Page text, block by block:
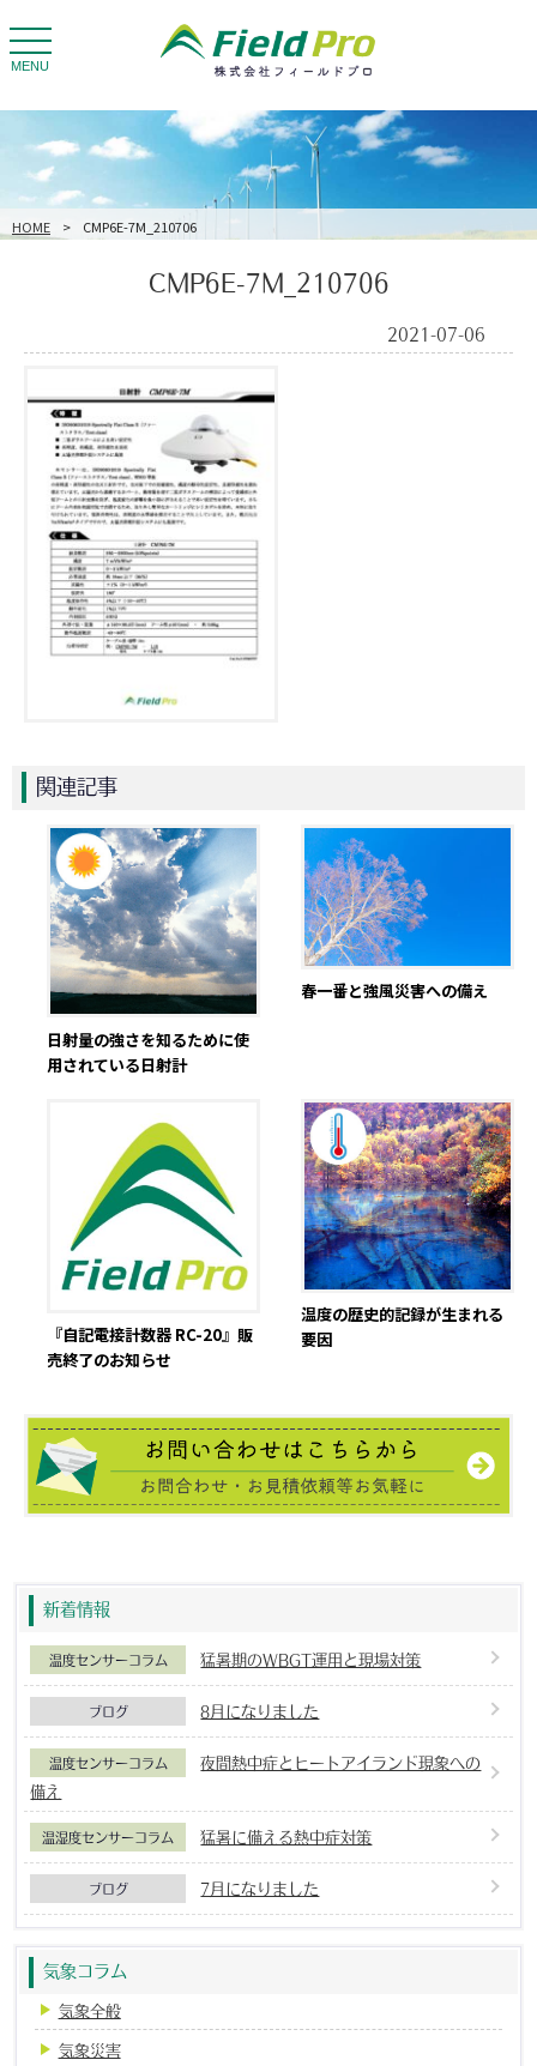
toggle
navigation
MENU
HOME > CMP6E-7M_210706
CMP6E-7M_210706
2021-07-06
関連記事
日射量の強さを知るために使
用されている日射計
春一番と強風災害への備え
『自記電接計数器 RC-20』販
売終了のお知らせ
温度の歴史的記録が生まれる
要因
新着情報
温度センサーコラム 猛暑期のWBGT運用と現場対策
ブログ 8月になりました
温度センサーコラム
夜間熱中症とヒートアイランド現象への
備え
温湿度センサーコラム 猛暑に備える熱中症対策
ブログ 7月になりました
気象コラム
気象全般
気象災害